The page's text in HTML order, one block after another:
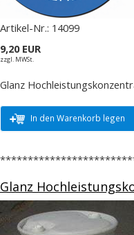
Artikel-Nr.: 14099
9,20 EUR
zzgl. MWSt.
Glanz
In den Warenkorb legen
Glanz